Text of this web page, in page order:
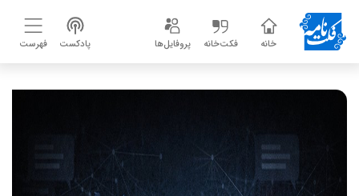
خانه فکت‌خانه پروفایل‌ها پادکست فهرست